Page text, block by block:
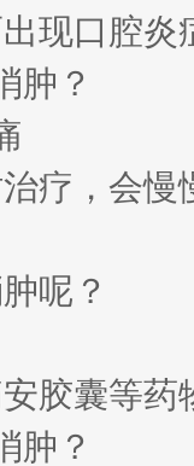
现口腔炎
疗，会
呢？
胶囊等